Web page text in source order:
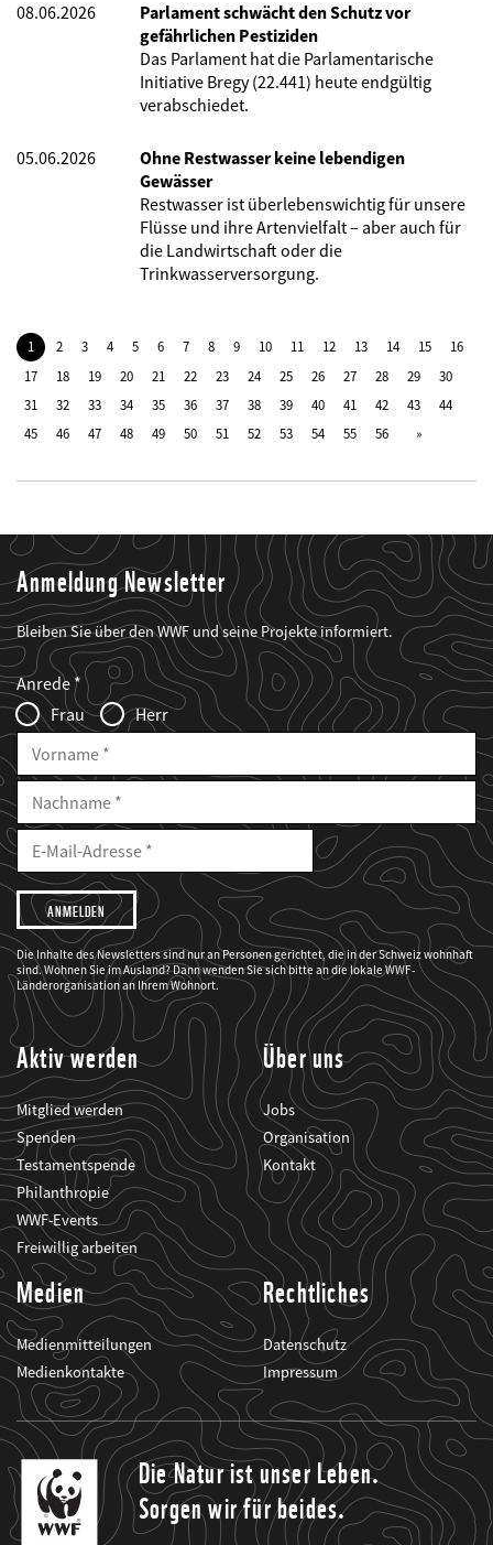
08.06.2026
Parlament schwächt den Schutz vor
gefährlichen Pestiziden
Das Parlament hat die Parlamentarische
Initiative Bregy (22.441) heute endgültig
verabschiedet.
05.06.2026
Ohne Restwasser keine lebendigen
Gewässer
Restwasser ist überlebenswichtig für unsere
Flüsse und ihre Artenvielfalt – aber auch für
die Landwirtschaft oder die
Trinkwasserversorgung.
1 2 3 4 5 6 7 8 9 10 11 12 13 14 15
16
17
18 19 20 21 22 23 24 25 26 27 28 29
30
31
32 33 34 35 36 37 38 39 40 41 42 43
44
45
46 47 48 49 50 51 52 53 54 55 56
Anmeldung Newsletter
Bleiben Sie über den WWF und seine Projekte informiert.
Web2Case
Infofelder
Fieldset
anrede_name
Anrede
Frau
Herr
Vorname
Nachname
E-
Mailadresse
E-
Adresse
Ich
möchte,
dass
der
WWF
mich
über
seine
Projekte
informiert.
Die Inhalte des Newsletters sind nur an Personen gerichtet, die in der Schweiz wohnhaft
sind. Wohnen Sie im Ausland? Dann wenden Sie sich bitte an die lokale WWF-
Länderorganisation an Ihrem Wohnort.
Aktiv werden
Mitglied werden
Spenden
Testamentspende
Philanthropie
WWF-Events
Freiwillig arbeiten
Über uns
Jobs
Organisation
Kontakt
Medien
Medienmitteilungen
Medienkontakte
Rechtliches
Datenschutz
Impressum
Die Natur ist unser Leben.
Sorgen wir für beides.